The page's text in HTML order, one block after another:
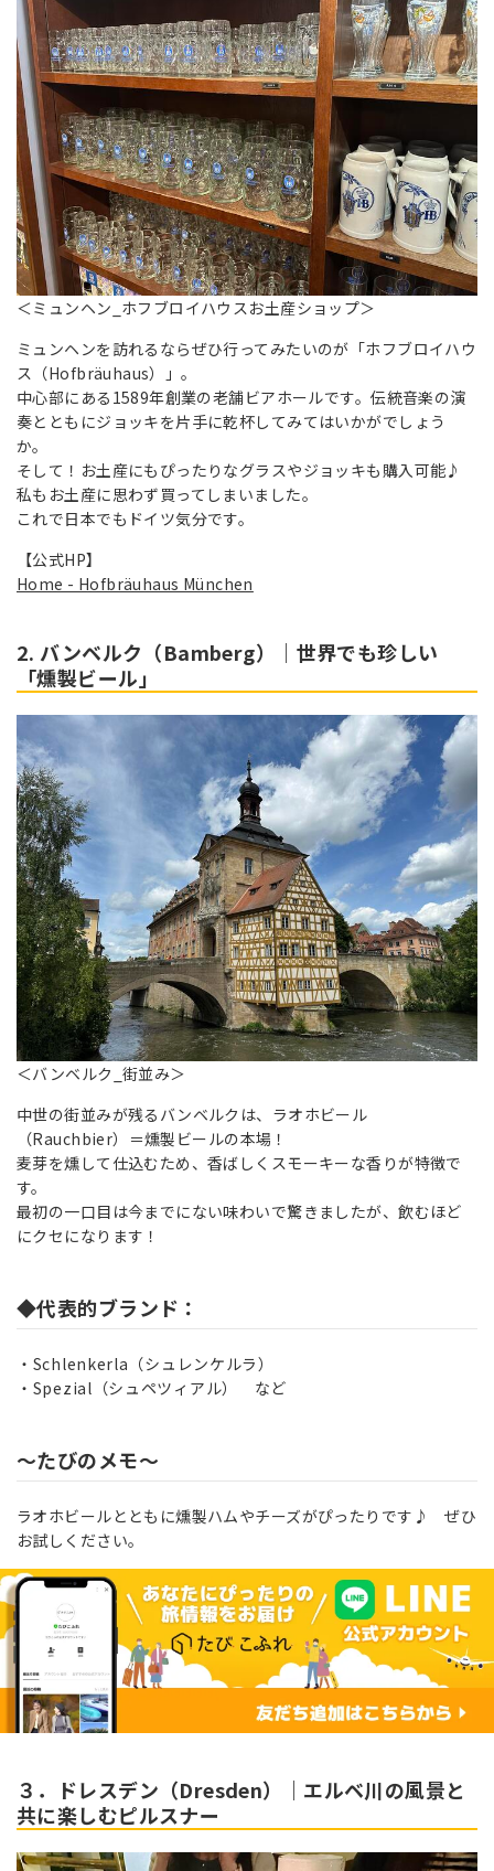
＜ミュンヘン_ホフブロイハウスお土産ショップ＞
ミュンヘンを訪れるならぜひ行ってみたいのが「ホフブロイハウ
ス（Hofbräuhaus）」。
中心部にある1589年創業の老舗ビアホールです。伝統音楽の演
奏とともにジョッキを片手に乾杯してみてはいかがでしょう
か。
そして！お土産にもぴったりなグラスやジョッキも購入可能♪
私もお土産に思わず買ってしまいました。
これで日本でもドイツ気分です。
【公式HP】
Home - Hofbräuhaus München
2. バンベルク（Bamberg）｜世界でも珍しい
「燻製ビール」
＜バンベルク_街並み＞
中世の街並みが残るバンベルクは、ラオホビール
（Rauchbier）＝燻製ビールの本場！
麦芽を燻して仕込むため、香ばしくスモーキーな香りが特徴で
す。
最初の一口目は今までにない味わいで驚きましたが、飲むほど
にクセになります！
◆代表的ブランド：
Schlenkerla（シュレンケルラ）
Spezial（シュペツィアル） など
～たびのメモ～
ラオホビールとともに燻製ハムやチーズがぴったりです♪ ぜひ
お試しください。
３．ドレスデン（Dresden）｜エルベ川の風景と
共に楽しむピルスナー